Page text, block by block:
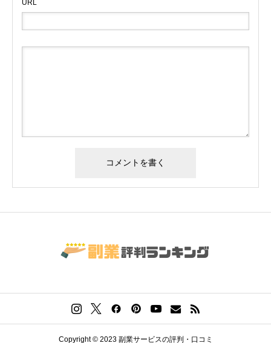
URL
Copyright © 2023 副業サービスの評判・口コミ